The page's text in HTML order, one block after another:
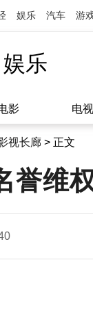
娱乐 汽车 游
娱乐
影 电视
视长廊 > 正文
誉维